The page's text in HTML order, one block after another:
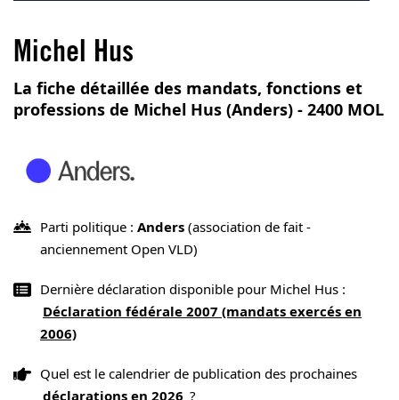
Michel Hus
La fiche détaillée des mandats, fonctions et
professions de Michel Hus (Anders) - 2400 MOL
Parti politique : Anders (association de fait -
anciennement Open VLD)
Dernière déclaration disponible pour Michel Hus :
Déclaration fédérale 2007 (mandats exercés en
2006)
Quel est le calendrier de publication des prochaines
déclarations en 2026 ?